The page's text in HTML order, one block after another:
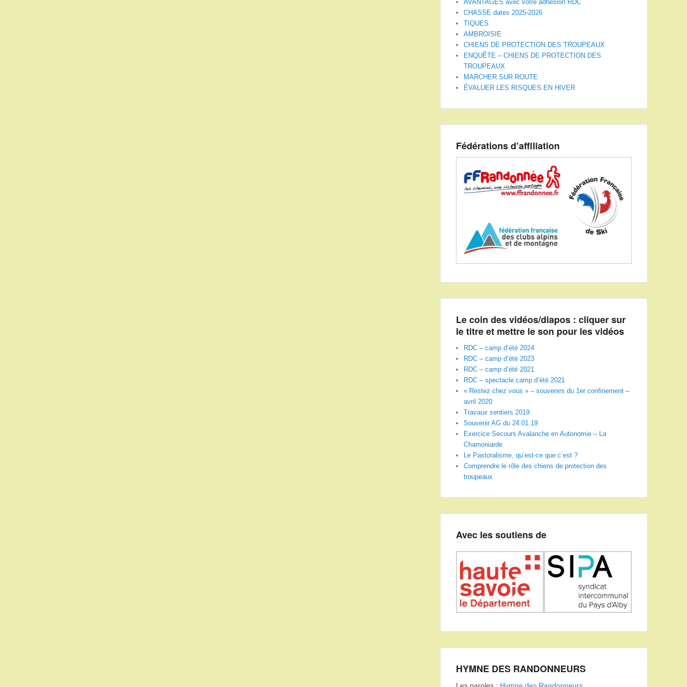
AVANTAGES avec votre adhésion RDC
CHASSE dates 2025-2026
TIQUES
AMBROISIE
CHIENS DE PROTECTION DES TROUPEAUX
ENQUÊTE – CHIENS DE PROTECTION DES
TROUPEAUX
MARCHER SUR ROUTE
ÉVALUER LES RISQUES EN HIVER
Fédérations d’affiliation
Le coin des vidéos/diapos : cliquer sur
le titre et mettre le son pour les vidéos
RDC – camp d’été 2024
RDC – camp d’été 2023
RDC – camp d’été 2021
RDC – spectacle camp d’été 2021
« Restez chez vous » – souvenirs du 1er confinement –
avril 2020
Travaux sentiers 2019
Souvenir AG du 24.01.19
Exercice Secours Avalanche en Autonomie – La
Chamoniarde
Le Pastoralisme, qu’est-ce que c’est ?
Comprendre le rôle des chiens de protection des
troupeaux
Avec les soutiens de
HYMNE DES RANDONNEURS